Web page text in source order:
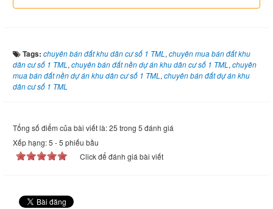
Tags: chuyên bán đất khu dân cư số 1 TML , chuyên mua bán đất khu
dân cư số 1 TML , chuyên bán đất nền dự án khu dân cư số 1 TML , chuyên
mua bán đất nền dự án khu dân cư số 1 TML , chuyên bán đất dự án khu
dân cư số 1 TML
Tổng số điểm của bài viết là: 25 trong 5 đánh giá
Xếp hạng:5 -5 phiếu bầu
Click để đánh giá bài viết